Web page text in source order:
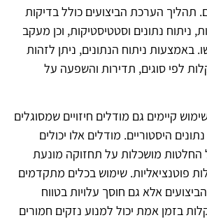
תהליך הערכת הביצועים כולל בדיקות
ניתוח נתונים וסטטיסטיקות, וכן מעקב
ניתוח הנתונים, ניתן לזהות
לפי סוגים, תדירות והשפעה על
קיימים גם מודלים חיזויים שמסוגלים
היסטוריים. מודלים אלו יכולים
החלטות מושכלות על תחזוקה מונעת
פוטנציאליות. שימוש בכלים מתקדמים
אלא גם חוסך עלויות בטווח
בזמן אמת יכול למנוע נזקים חמורים